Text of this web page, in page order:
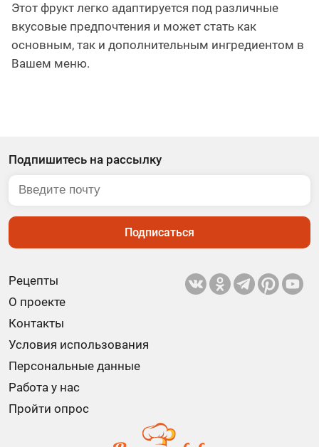
Этот фрукт легко адаптируется под различные
вкусовые предпочтения и может стать как
основным, так и дополнительным ингредиентом в
Вашем меню.
Рецепты
О проекте
Контакты
Условия использования
Персональные данные
Работа у нас
Пройти опрос
Подпишитесь на рассылку
Подписаться